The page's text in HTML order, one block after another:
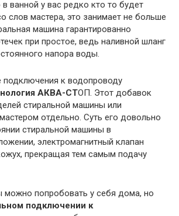
в ванной у вас редко кто то будет
слов мастера, это занимает не больше
машина гарантированно
при простое, ведь наливной шланг
напора воды.
подключения к водопроводу
АКВА-СТОП. Этот добавок
стиральной машины или
отдельно. Суть его довольно
стиральной машины в
электромагнитный клапан
прекращая тем самым подачу
можно попробовать у себя дома, но
подключении к